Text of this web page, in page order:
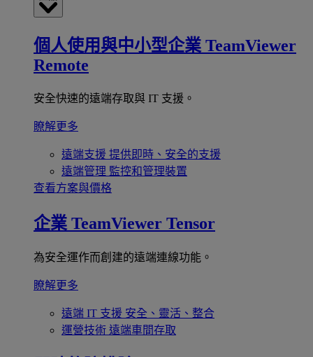
個人使用與中小型企業 TeamViewer
Remote
安全快速的遠端存取與 IT 支援。
瞭解更多
遠端支援 提供即時、安全的支援
遠端管理 監控和管理裝置
查看方案與價格
企業 TeamViewer Tensor
為安全運作而創建的遠端連線功能。
瞭解更多
遠端 IT 支援 安全、靈活、整合
運營技術 遠端車間存取